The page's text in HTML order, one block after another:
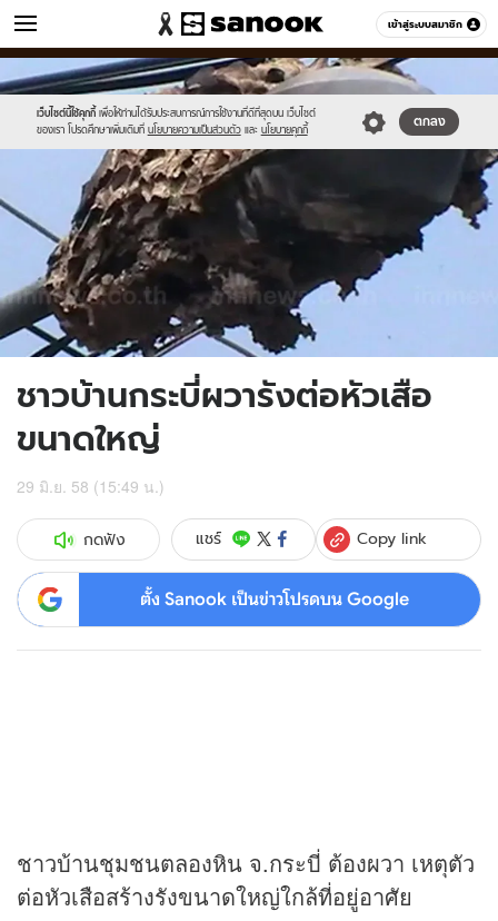
เข้าสู่ระบบสมาชิก
ข่าว หมวดอื่นๆ
เว็บไซต์นี้ใช้คุกกี้ เพื่อให้ท่านได้รับประสบการณ์การใช้งานที่ดีที่สุดบน เว็บไซต์
ของเรา โปรดศึกษาเพิ่มเติมที่ นโยบายความเป็นส่วนตัว และ นโยบายคุกกี้
ตกลง
Sanook
//s.isanook.com/sr/0/images/logo-
new-
sanook.png
600
//s.isanook.com/ns/0/ud/364/1820755/628244-
01.jpg
ชาวบ้านกระบี่ผวารังต่อหัวเสือ
ขนาดใหญ่
29 มิ.ย. 58 (15:49 น.)
กดฟัง แชร์ Copy link
ตั้ง Sanook เป็นข่าวโปรดบน Google
ชาวบ้านชุมชนตลองหิน จ.กระบี่ ต้องผวา เหตุตัว
ต่อหัวเสือสร้างรังขนาดใหญ่ใกล้ที่อยู่อาศัย